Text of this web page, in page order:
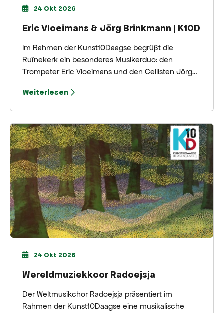
24 Okt 2026
Eric Vloeimans & Jörg Brinkmann | K10D
Im Rahmen der Kunst10Daagse begrüßt die
Ruïnekerk ein besonderes Musikerduo: den
Trompeter Eric Vloeimans und den Cellisten Jörg
Konzert, in dem Jazz, klassische Musik,
Weiterlesen
24 Okt 2026
Wereldmuziekkoor Radoejsja
Der Weltmusikchor Radoejsja präsentiert im
Rahmen der Kunst10Daagse eine musikalische